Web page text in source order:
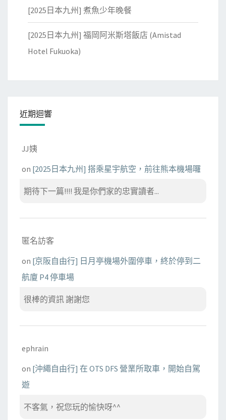
[2025日本九州] 煮魚少年晚餐
[2025日本九州] 福岡阿米斯塔飯店 (Amistad
Hotel Fukuoka)
近期迴響
JJ姨
on [2025日本九州] 搭乘星宇航空，前往熊本機場囉
期待下一篇!!!! 我是你們家的忠實讀者...
匿名訪客
on [京阪自由行] 日月亭機場外圍停車，終於停到二
航廈 P4 停車場
很棒的資訊 謝謝您
ephrain
on [沖繩自由行] 在 OTS DFS 營業所取車，開始自駕
遊
不客氣，祝您玩的愉快呀^^